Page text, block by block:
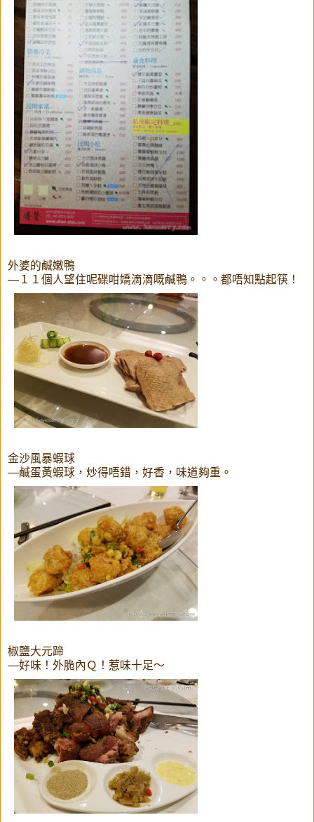
外婆的鹹嫩鴨
—１１個人望住呢碟咁嬌滴滴嘅鹹鴨。。。都唔知點起筷！
金沙風暴蝦球
—鹹蛋黃蝦球，炒得唔錯，好香，味道夠重。
椒鹽大元蹄
—好味！外脆內Ｑ！惹味十足～